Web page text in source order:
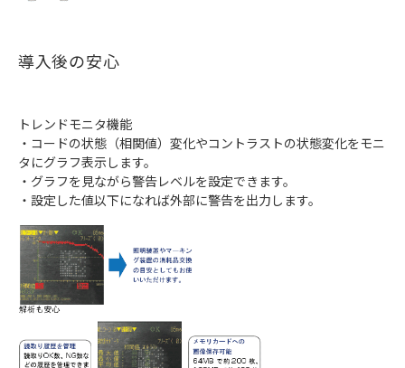
導入後の安心
トレンドモニタ機能
・コードの状態（相関値）変化やコントラストの状態変化をモニ
タにグラフ表示します。
・グラフを見ながら警告レベルを設定できます。
・設定した値以下になれば外部に警告を出力します。